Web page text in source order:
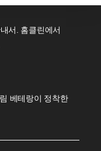
서. 홈클린에서
베테랑이 정착한